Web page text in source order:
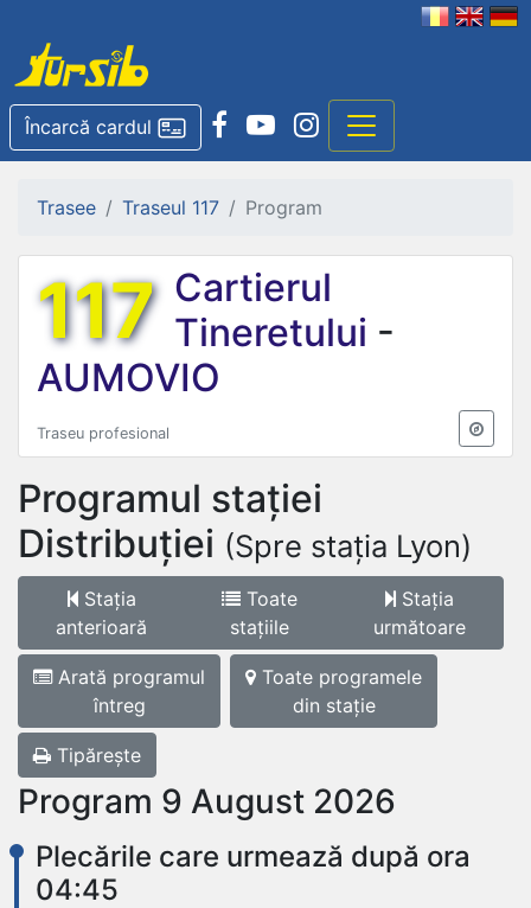
Încarcă cardul
Trasee Traseul 117 Program
117 Cartierul
Tineretului -
AUMOVIO
Traseu profesional
Programul stației
Distribuției (Spre stația Lyon)
Stația
anterioară
Toate
stațiile
Stația
următoare
Arată programul
întreg
Toate programele
din stație
Tipărește
Program 9 August 2026
Plecările care urmează după ora
04:45